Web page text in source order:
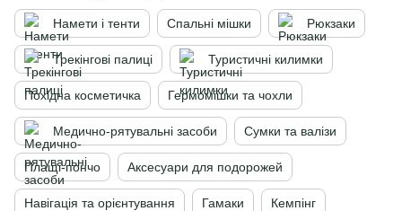
Намети і тенти Спальні мішки Рюкзаки
Трекінгові палиці Туристичні килимки
Похідна косметичка Гермомішки та чохли
Медично-рятувальні засоби Сумки та валізи
Плащі-пончо Аксесуари для подорожей
Навігація та орієнтування Гамаки Кемпінг